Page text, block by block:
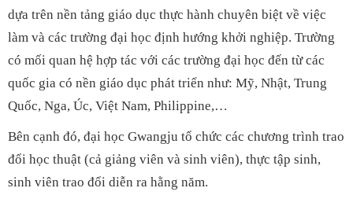
dựa trên nền tảng giáo dục thực hành chuyên biệt về việc
làm và các trường đại học định hướng khởi nghiệp. Trường
có mối quan hệ hợp tác với các trường đại học đến từ các
quốc gia có nền giáo dục phát triển như: Mỹ, Nhật, Trung
Quốc, Nga, Úc, Việt Nam, Philippine,…
Bên cạnh đó, đại học Gwangju tổ chức các chương trình trao
đổi học thuật (cả giảng viên và sinh viên), thực tập sinh,
sinh viên trao đổi diễn ra hằng năm.